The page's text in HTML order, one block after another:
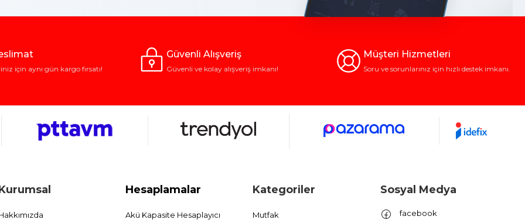
için aynı gün kargo fırsatı!
Güvenli Alışveriş
Güvenli ve kolay alışveriş imkanı!
Müşteri Hizmetleri
Soru ve sorunlarınız için hızlı destek imkanı.
Hesaplamalar
Akü Kapasite Hesaplayıcı
Kategoriler
Mutfak
Sosyal Medya
facebook